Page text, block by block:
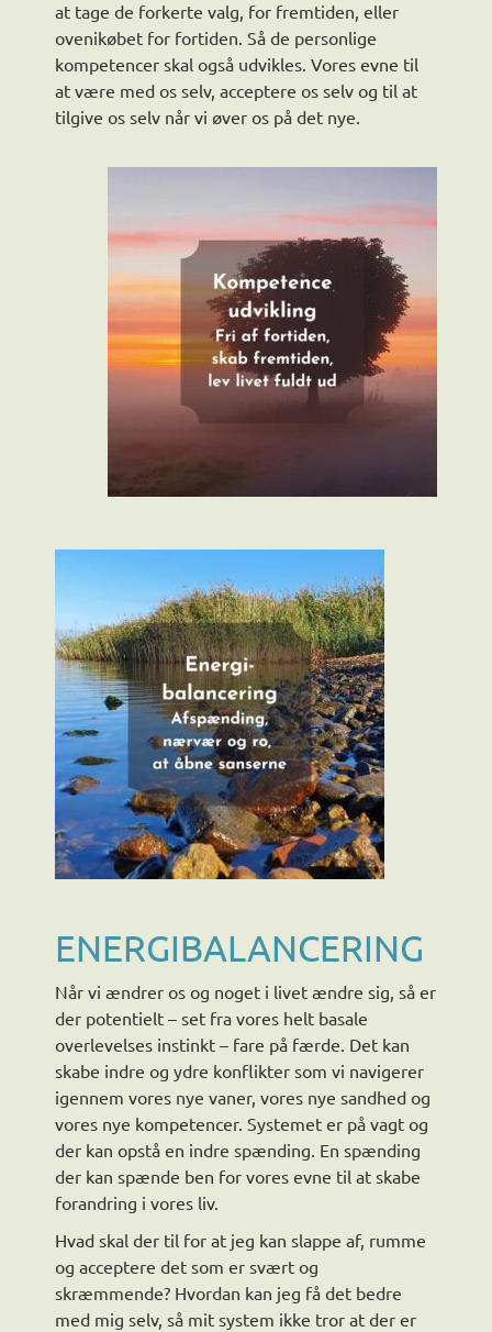
at tage de forkerte valg, for fremtiden, eller
ovenikøbet for fortiden. Så de personlige
kompetencer skal også udvikles. Vores evne til
at være med os selv, acceptere os selv og til at
tilgive os selv når vi øver os på det nye.
ENERGIBALANCERING
Når vi ændrer os og noget i livet ændre sig, så er
der potentielt – set fra vores helt basale
overlevelses instinkt – fare på færde. Det kan
skabe indre og ydre konflikter som vi navigerer
igennem vores nye vaner, vores nye sandhed og
vores nye kompetencer. Systemet er på vagt og
der kan opstå en indre spænding. En spænding
der kan spænde ben for vores evne til at skabe
forandring i vores liv.
Hvad skal der til for at jeg kan slappe af, rumme
og acceptere det som er svært og
skræmmende? Hvordan kan jeg få det bedre
med mig selv, så mit system ikke tror at der er